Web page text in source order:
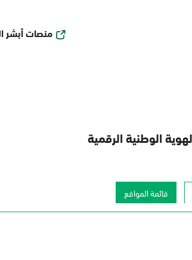
منصات أبشر
الوطنية الرقمية
قائمة المواقع